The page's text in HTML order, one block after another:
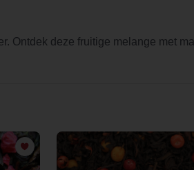
Ontdek deze fruitige melange met